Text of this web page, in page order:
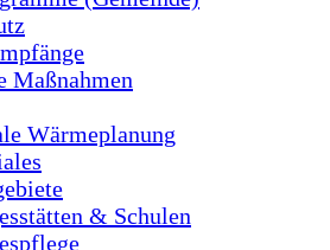
Maßnahmen
Wärmeplanung
& Schulen